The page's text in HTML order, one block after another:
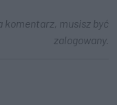
komentarz, musisz być
zalogowany.